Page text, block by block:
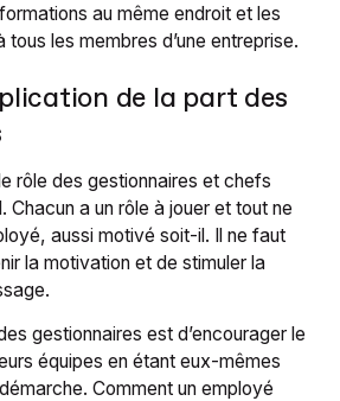
au même endroit et les
les membres d’une entreprise.
de la part des
rôle des gestionnaires et chefs
Chacun a un rôle à jouer et tout ne
aussi motivé soit-il. Il ne faut
la motivation et de stimuler la
gestionnaires est d’encourager le
équipes en étant eux-mêmes
Comment un employé